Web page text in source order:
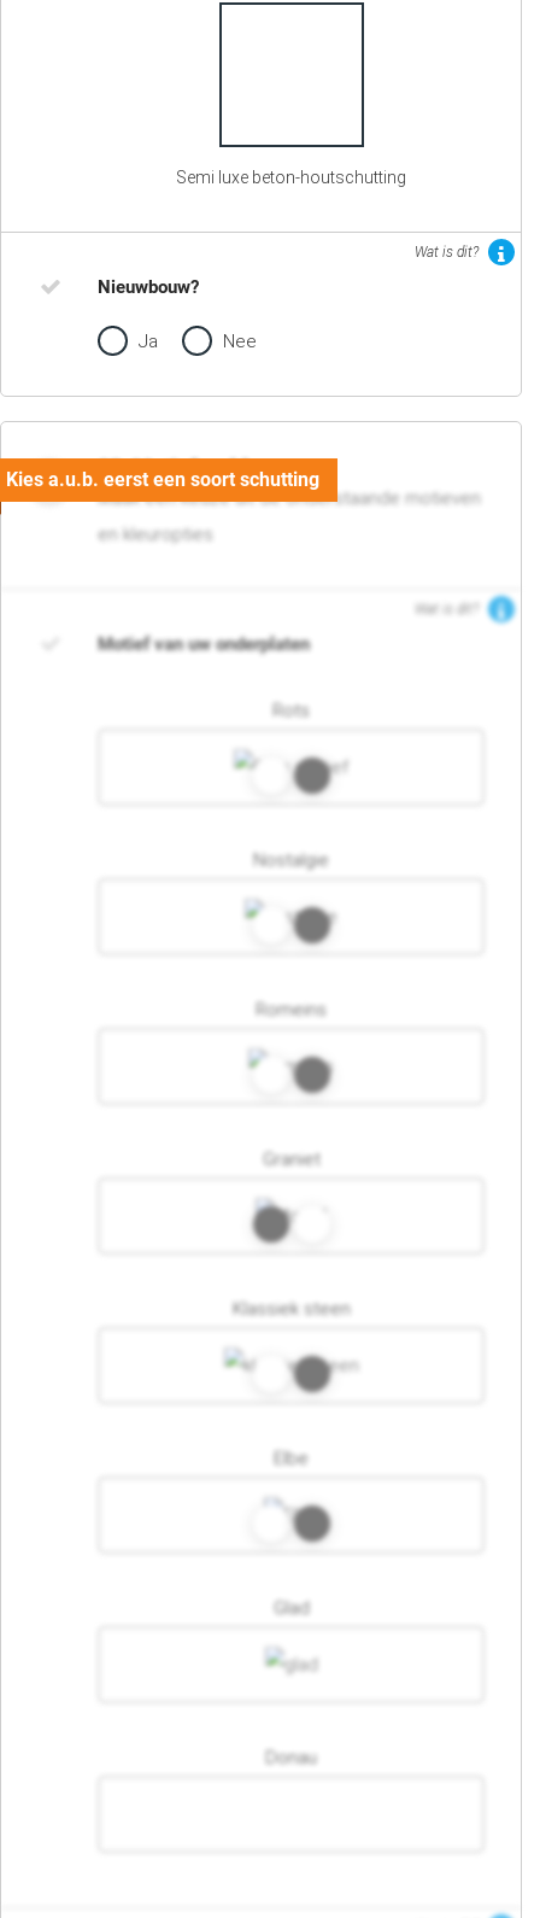
Semi luxe beton-houtschutting
Wat is dit?
Nieuwbouw?
Ja Nee
02. Motief en kleur
Maak een keuze uit de onderstaande motieven
en kleuropties
Wat is dit?
Motief van uw onderplaten
Rots
Nostalgie
Romeins
Graniet
Klassiek steen
Elbe
Glad
Donau